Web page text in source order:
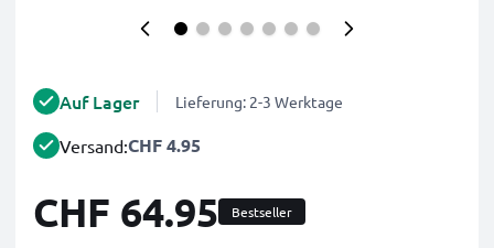
Auf Lager Lieferung: 2-3 Werktage
Versand:CHF 4.95
CHF 64.95 Bestseller